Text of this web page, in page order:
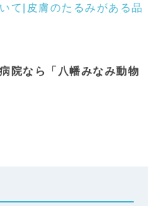
て|皮膚のたるみがある品
院なら「八幡みなみ動物